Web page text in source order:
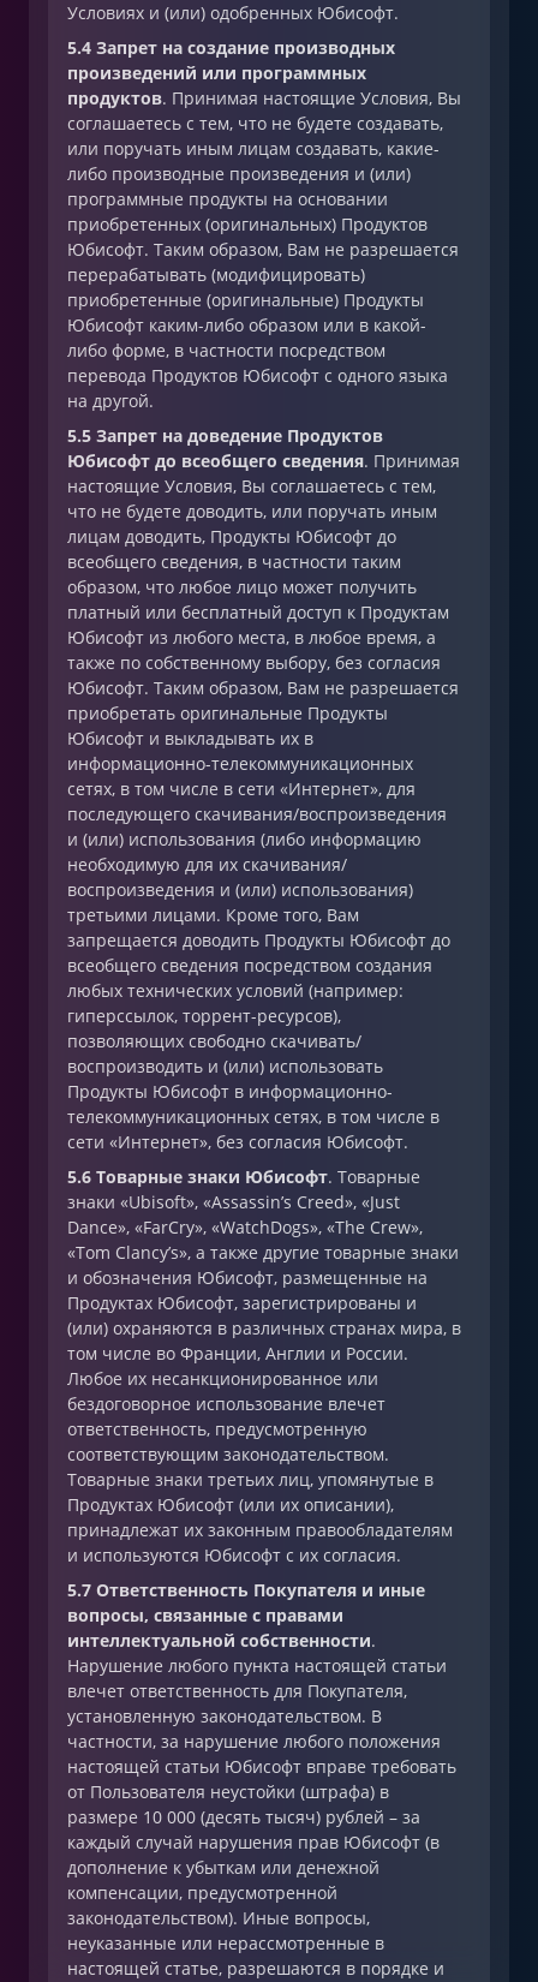
Условиях и (или) одобренных Юбисофт.
5.4 Запрет на создание производных
произведений или программных
продуктов. Принимая настоящие Условия, Вы
соглашаетесь с тем, что не будете создавать,
или поручать иным лицам создавать, какие-
либо производные произведения и (или)
программные продукты на основании
приобретенных (оригинальных) Продуктов
Юбисофт. Таким образом, Вам не разрешается
перерабатывать (модифицировать)
приобретенные (оригинальные) Продукты
Юбисофт каким-либо образом или в какой-
либо форме, в частности посредством
перевода Продуктов Юбисофт с одного языка
на другой.
5.5 Запрет на доведение Продуктов
Юбисофт до всеобщего сведения. Принимая
настоящие Условия, Вы соглашаетесь с тем,
что не будете доводить, или поручать иным
лицам доводить, Продукты Юбисофт до
всеобщего сведения, в частности таким
образом, что любое лицо может получить
платный или бесплатный доступ к Продуктам
Юбисофт из любого места, в любое время, а
также по собственному выбору, без согласия
Юбисофт. Таким образом, Вам не разрешается
приобретать оригинальные Продукты
Юбисофт и выкладывать их в
информационно-телекоммуникационных
сетях, в том числе в сети «Интернет», для
последующего скачивания/воспроизведения
и (или) использования (либо информацию
необходимую для их скачивания/
воспроизведения и (или) использования)
третьими лицами. Кроме того, Вам
запрещается доводить Продукты Юбисофт до
всеобщего сведения посредством создания
любых технических условий (например:
гиперссылок, торрент-ресурсов),
позволяющих свободно скачивать/
воспроизводить и (или) использовать
Продукты Юбисофт в информационно-
телекоммуникационных сетях, в том числе в
сети «Интернет», без согласия Юбисофт.
5.6 Товарные знаки Юбисофт. Товарные
знаки «Ubisoft», «Assassin’s Creed», «Just
Dance», «FarCry», «WatchDogs», «The Crew»,
«Tom Clancy’s», а также другие товарные знаки
и обозначения Юбисофт, размещенные на
Продуктах Юбисофт, зарегистрированы и
(или) охраняются в различных странах мира, в
том числе во Франции, Англии и России.
Любое их несанкционированное или
бездоговорное использование влечет
ответственность, предусмотренную
соответствующим законодательством.
Товарные знаки третьих лиц, упомянутые в
Продуктах Юбисофт (или их описании),
принадлежат их законным правообладателям
и используются Юбисофт с их согласия.
5.7 Ответственность Покупателя и иные
вопросы, связанные с правами
интеллектуальной собственности.
Нарушение любого пункта настоящей статьи
влечет ответственность для Покупателя,
установленную законодательством. В
частности, за нарушение любого положения
настоящей статьи Юбисофт вправе требовать
от Пользователя неустойки (штрафа) в
размере 10 000 (десять тысяч) рублей – за
каждый случай нарушения прав Юбисофт (в
дополнение к убыткам или денежной
компенсации, предусмотренной
законодательством). Иные вопросы,
неуказанные или нерассмотренные в
настоящей статье, разрешаются в порядке и